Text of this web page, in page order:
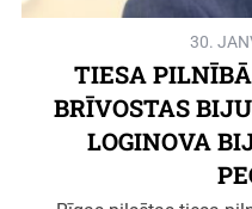
30.
TIESA
BRĪVOSTAS
LOGINOVA